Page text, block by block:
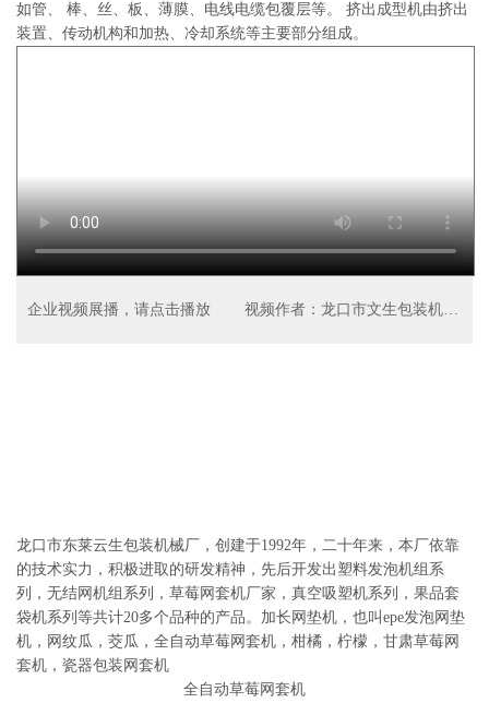
如管、 棒、丝、板、薄膜、电线电缆包覆层等。 挤出成型机由挤出
装置、传动机构和加热、冷却系统等主要部分组成。
企业视频展播，请点击播放 视频作者：龙口市文生包装机械厂
龙口市东莱云生包装机械厂，创建于1992年，二十年来，本厂依靠
的技术实力，积极进取的研发精神，先后开发出塑料发泡机组系
列，无结网机组系列，草莓网套机厂家，真空吸塑机系列，果品套
袋机系列等共计20多个品种的产品。加长网垫机，也叫epe发泡网垫
机，网纹瓜，茭瓜，全自动草莓网套机，柑橘，柠檬，甘肃草莓网
套机，瓷器包装网套机
全自动草莓网套机